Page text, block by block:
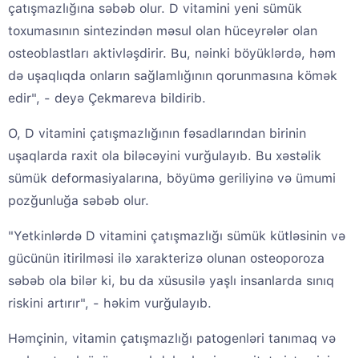
çatışmazlığına səbəb olur. D vitamini yeni sümük
toxumasının sintezindən məsul olan hüceyrələr olan
osteoblastları aktivləşdirir. Bu, nəinki böyüklərdə, həm
də uşaqlıqda onların sağlamlığının qorunmasına kömək
edir", - deyə Çekmareva bildirib.
O, D vitamini çatışmazlığının fəsadlarından birinin
uşaqlarda raxit ola biləcəyini vurğulayıb. Bu xəstəlik
sümük deformasiyalarına, böyümə geriliyinə və ümumi
pozğunluğa səbəb olur.
"Yetkinlərdə D vitamini çatışmazlığı sümük kütləsinin və
gücünün itirilməsi ilə xarakterizə olunan osteoporoza
səbəb ola bilər ki, bu da xüsusilə yaşlı insanlarda sınıq
riskini artırır", - həkim vurğulayıb.
Həmçinin, vitamin çatışmazlığı patogenləri tanımaq və